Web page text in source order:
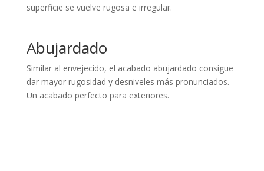
superficie se vuelve rugosa e irregular.
Abujardado
Similar al envejecido, el acabado abujardado consigue
dar mayor rugosidad y desniveles más pronunciados.
Un acabado perfecto para exteriores.